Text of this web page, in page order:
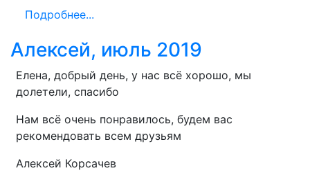
Подробнее...
Алексей, июль 2019
Елена, добрый день, у нас всё хорошо, мы
долетели, спасибо
Нам всё очень понравилось, будем вас
рекомендовать всем друзьям
Алексей Корсачев